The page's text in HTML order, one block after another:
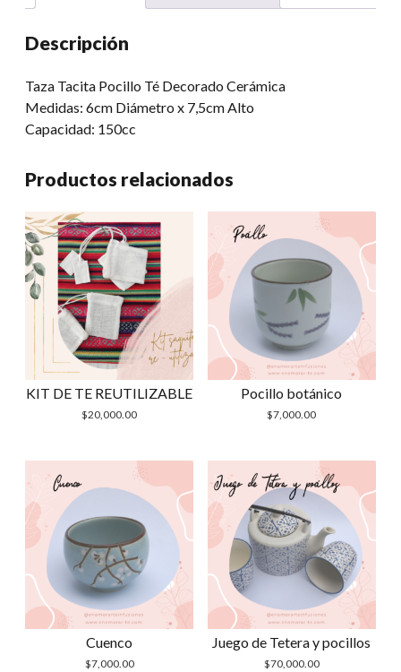
Descripción
Taza Tacita Pocillo Té Decorado Cerámica
Medidas: 6cm Diámetro x 7,5cm Alto
Capacidad: 150cc
Productos relacionados
KIT DE TE REUTILIZABLE
$20,000.00
Pocillo botánico
$7,000.00
Cuenco
$7,000.00
Juego de Tetera y pocillos
$70,000.00